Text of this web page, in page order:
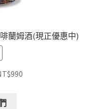
蘭姆酒(現正優惠中)
990